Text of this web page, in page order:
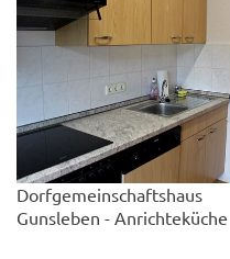
Dorfgemeinschaftshaus
Gunsleben - Anrichteküche